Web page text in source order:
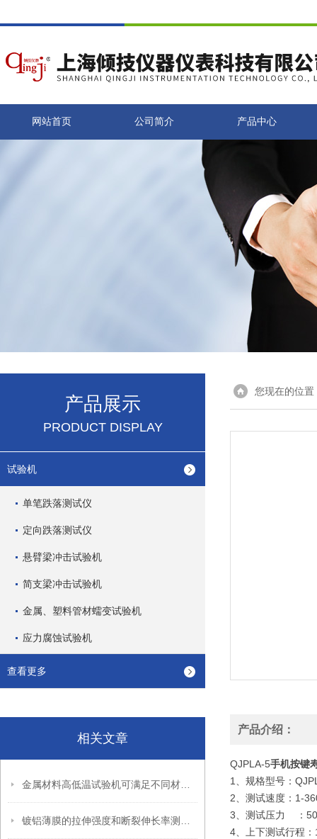
网站首页 公司简介 产品中心
产品展示
PRODUCT DISPLAY
试验机
单笔跌落测试仪
定向跌落测试仪
悬臂梁冲击试验机
简支梁冲击试验机
金属、塑料管材蠕变试验机
应力腐蚀试验机
查看更多
相关文章
您现在的位置
产品介绍：
QJPLA-5手机按键
1、规格型号：
2、测试速度：1-
3、测试压力 ：
4、上下测试行程